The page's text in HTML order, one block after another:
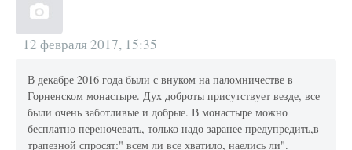
12 февраля 2017, 15:35
В декабре 2016 года были с внуком на паломничестве в
Горненском монастыре. Дух доброты присутствует везде, все
были очень заботливые и добрые. В монастыре можно
бесплатно переночевать, только надо заранее предупредить,в
трапезной спросят:" всем ли все хватило, наелись ли".